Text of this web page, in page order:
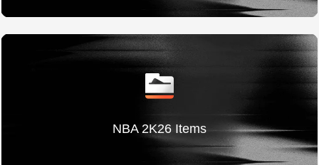
NBA 2K26 Items